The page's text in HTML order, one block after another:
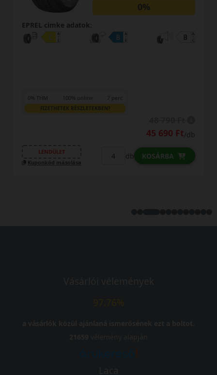
0%
EPREL cimke adatok:
0% THM 100% online 7 perc
FIZETHETEK RÉSZLETEKBEN?
45 690 Ft/db
LENDÜLET
Kuponkód másolása
db KOSÁRBA